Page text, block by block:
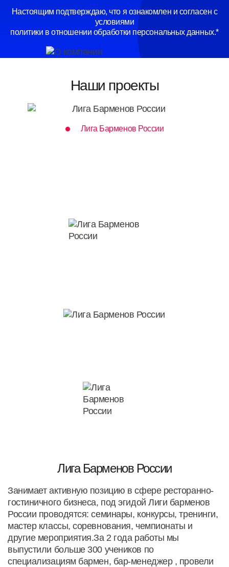
Настоящим подтверждаю, что я ознакомлен и согласен с
условиями
политики в отношении обработки персональных данных.*
Наши проекты
Лига Барменов России
Лига Барменов России
Занимает активную позицию в сфере ресторанно-
гостиничного бизнеса, под эгидой Лиги барменов
России проводятся: семинары, конкурсы, тренинги,
мастер классы, соревнования, чемпионаты и
другие мероприятия.За 2 года работы мы
выпустили больше 300 учеников по
специализациям бармен, бар-менеджер , провели